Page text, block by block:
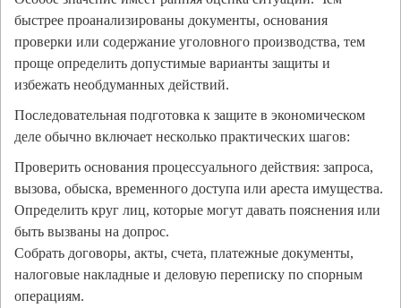
быстрее проанализированы документы, основания
проверки или содержание уголовного производства, тем
проще определить допустимые варианты защиты и
избежать необдуманных действий.
Последовательная подготовка к защите в экономическом
деле обычно включает несколько практических шагов:
Проверить основания процессуального действия: запроса,
вызова, обыска, временного доступа или ареста имущества.
Определить круг лиц, которые могут давать пояснения или
быть вызваны на допрос.
Собрать договоры, акты, счета, платежные документы,
налоговые накладные и деловую переписку по спорным
операциям.